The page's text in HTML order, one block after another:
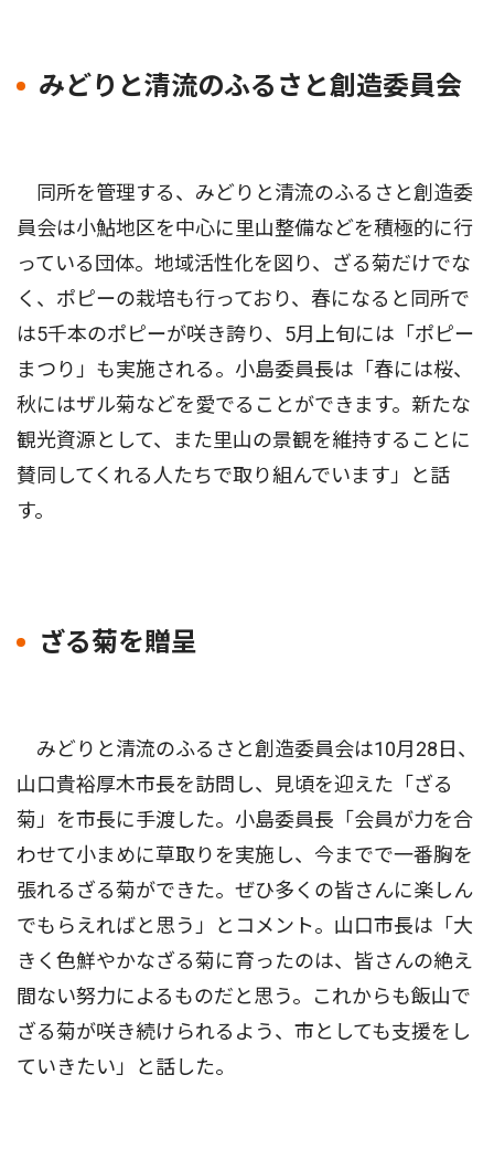
みどりと清流のふるさと創造委員会
同所を管理する、みどりと清流のふるさと創造委
員会は小鮎地区を中心に里山整備などを積極的に行
っている団体。地域活性化を図り、ざる菊だけでな
く、ポピーの栽培も行っており、春になると同所で
は5千本のポピーが咲き誇り、5月上旬には「ポピー
まつり」も実施される。小島委員長は「春には桜、
秋にはザル菊などを愛でることができます。新たな
観光資源として、また里山の景観を維持することに
賛同してくれる人たちで取り組んでいます」と話
す。
ざる菊を贈呈
みどりと清流のふるさと創造委員会は10月28日、
山口貴裕厚木市長を訪問し、見頃を迎えた「ざる
菊」を市長に手渡した。小島委員長「会員が力を合
わせて小まめに草取りを実施し、今までで一番胸を
張れるざる菊ができた。ぜひ多くの皆さんに楽しん
でもらえればと思う」とコメント。山口市長は「大
きく色鮮やかなざる菊に育ったのは、皆さんの絶え
間ない努力によるものだと思う。これからも飯山で
ざる菊が咲き続けられるよう、市としても支援をし
ていきたい」と話した。